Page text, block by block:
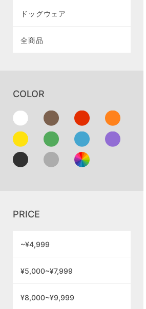
ドッグウェア
全商品
COLOR
PRICE
~¥4,999
¥5,000~¥7,999
¥8,000~¥9,999